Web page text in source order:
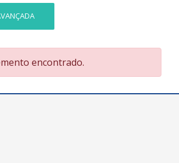
encontrado.